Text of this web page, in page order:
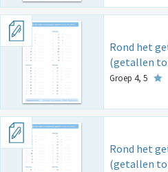
Rond het
(getallen
Groep 4, 5
Rond het
(getallen